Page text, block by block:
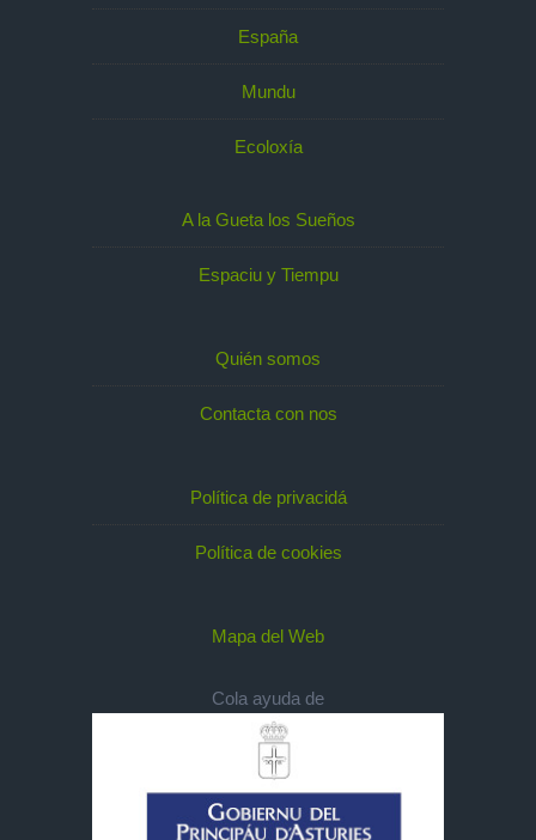
España
Mundu
Ecoloxía
A la Gueta los Sueños
Espaciu y Tiempu
Quién somos
Contacta con nos
Política de privacidá
Política de cookies
Mapa del Web
Cola ayuda de